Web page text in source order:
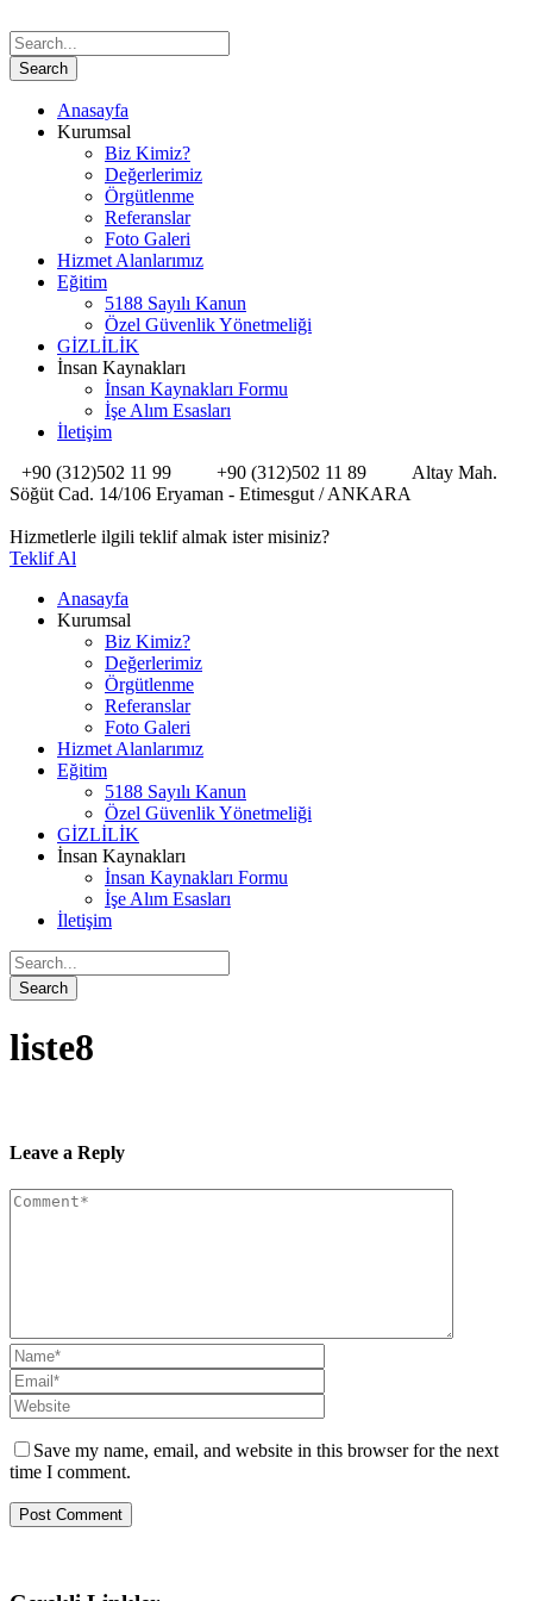
Anasayfa
Kurumsal
Biz Kimiz?
Değerlerimiz
Örgütlenme
Referanslar
Foto Galeri
Hizmet Alanlarımız
Eğitim
5188 Sayılı Kanun
Özel Güvenlik Yönetmeliği
GİZLİLİK
İnsan Kaynakları
İnsan Kaynakları Formu
İşe Alım Esasları
İletişim
+90 (312)502 11 99
+90 (312)502 11 89
Altay Mah.
Söğüt Cad. 14/106 Eryaman - Etimesgut / ANKARA
Hizmetlerle ilgili teklif almak ister misiniz?
Teklif Al
Anasayfa
Kurumsal
Biz Kimiz?
Değerlerimiz
Örgütlenme
Referanslar
Foto Galeri
Hizmet Alanlarımız
Eğitim
5188 Sayılı Kanun
Özel Güvenlik Yönetmeliği
GİZLİLİK
İnsan Kaynakları
İnsan Kaynakları Formu
İşe Alım Esasları
İletişim
liste8
Leave a Reply
Save my name, email, and website in this browser for the next
time I comment.